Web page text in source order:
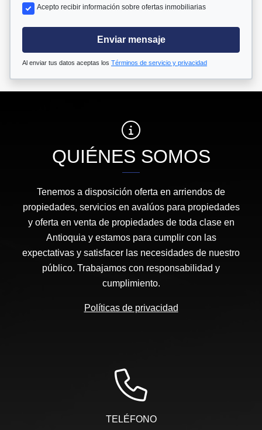
Acepto recibir información sobre ofertas inmobiliarias
Enviar mensaje
Al enviar tus datos aceptas los Términos de servicio y privacidad
QUIÉNES SOMOS
Tenemos a disposición oferta en arriendos de
propiedades, servicios en avalúos para propiedades
y oferta en venta de propiedades de toda clase en
Antioquia y estamos para cumplir con las
expectativas y satisfacer las necesidades de nuestro
público. Trabajamos con responsabilidad y
cumplimiento.
Políticas de privacidad
TELÉFONO